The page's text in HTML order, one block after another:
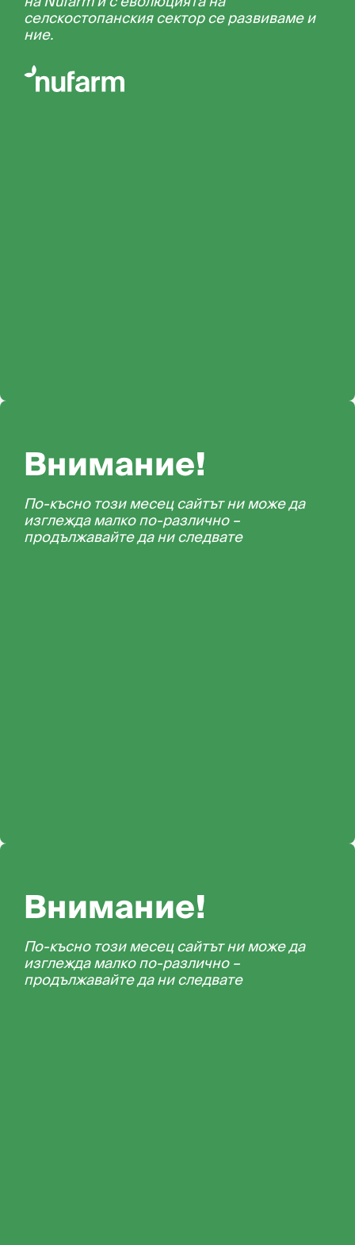
селскостопанския сектор се развиваме и
ние.
Внимание!
По-късно този месец сайтът ни може да
изглежда малко по-различно –
продължавайте да ни следвате
Внимание!
По-късно този месец сайтът ни може да
изглежда малко по-различно –
продължавайте да ни следвате